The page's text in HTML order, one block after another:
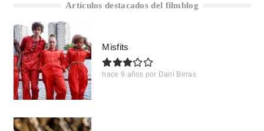
Artículos destacados del filmblog
Misfits
hace 9 años por Dani Birras